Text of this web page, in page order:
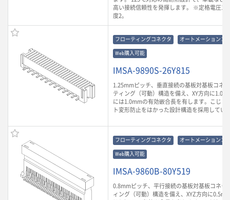
高い接続信頼性を発揮します。 ※定格電圧
度2。
フローティングコネクタ オートメーションコ
Web購入可能
IMSA-9890S-26Y815
1.25mmピッチ、垂直接続の基板対基板コネ
ティング（可動）構造を備え、XY方向に
には1.0mmの有効嵌合長を有します。こじり
ト変形防止をはかった設計構造を採用してい
フローティングコネクタ オートメーションコ
Web購入可能
IMSA-9860B-80Y519
0.8mmピッチ、平行接続の基板対基板コネク
ィング（可動）構造を備え、XYZ方向に